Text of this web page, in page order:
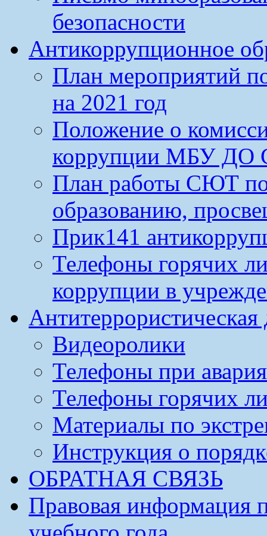
безопасности
Антикоррупционное
План мероприятий
на 2021 год
Положение о
коррупции МБУ ДО
План работы СЮТ
образованию,
Прик141
Телефоны горячих
коррупции в
Антитеррористическая
Видеоролики
Телефоны при
Телефоны горячих
Материалы по
Инструкция о
ОБРАТНАЯ СВЯЗЬ
Правовая информация